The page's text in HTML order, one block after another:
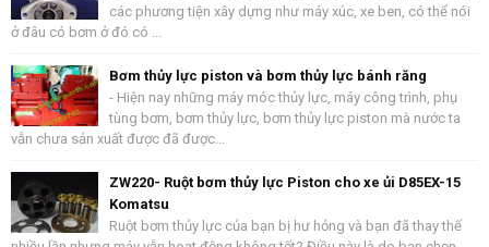
các phương tiện xây dựng như máy xúc, xe ben, có thể nói
ở đâu có bơm ở đó có ...
Bơm thủy lực piston và bơm thủy lực bánh răng
- Hiện nay những máy móc thủy lực, máy công trình, phụ
tùng bơm, bơm thủy lực, bơm thủy lực piston mà nước ta
vẫn chưa sản xuất được đã được...
ZW220- Ruột bơm thủy lực Piston cho xe ủi D85EX-15
Komatsu
Ruột bơm thủy lực của bạn bị hư hỏng và bạn đã thay thế